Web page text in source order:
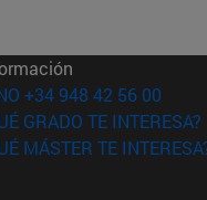
+34 948 42 56 00
GRADO TE INTERESA?
MÁSTER TE